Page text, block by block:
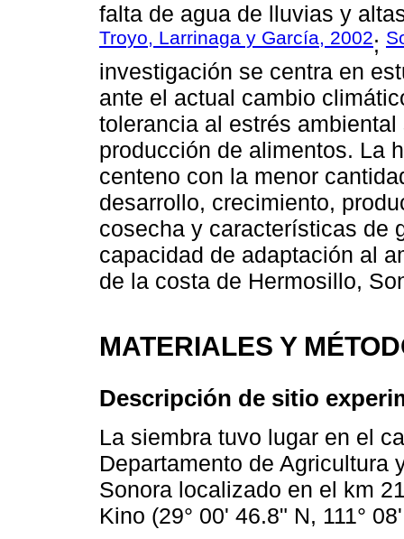
falta de agua de lluvias y
Troyo, Larrinaga y García, 2002;
investigación se centra en
ante el actual cambio
tolerancia al estrés
producción de alimentos. La
centeno con la menor
desarrollo, crecimiento,
cosecha y características de
capacidad de adaptación al
de la costa de Hermosillo,
MATERIALES Y
Descripción de sitio
La siembra tuvo lugar en el
Departamento de Agricultura
Sonora localizado en el km
Kino (29° 00' 46.8" N, 111°